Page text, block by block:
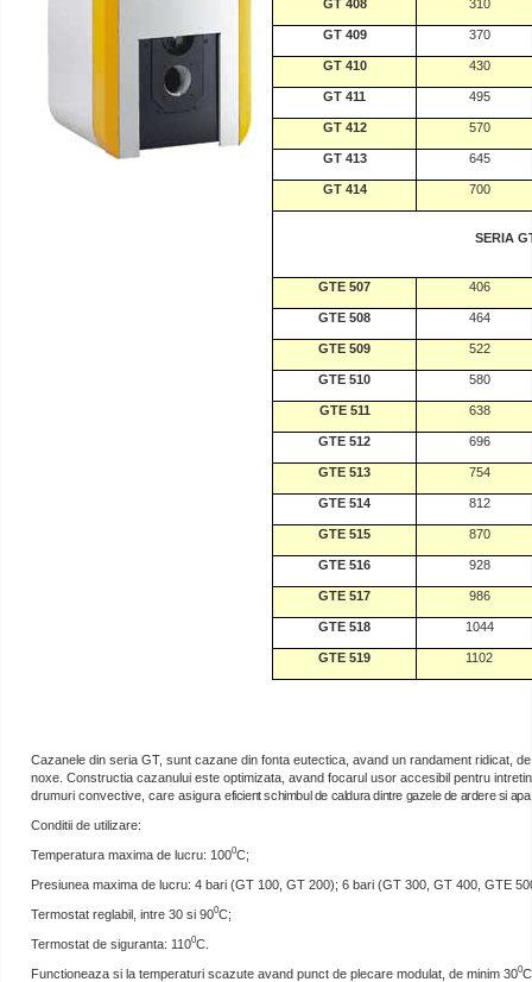
GT 408 310
GT 409 370
GT 410 430
GT 411 495
GT 412 570
GT 413 645
GT 414 700
SERIA
GTE 507 406
GTE 508 464
GTE 509 522
GTE 510 580
GTE 511 638
GTE 512 696
GTE 513 754
GTE 514 812
GTE 515 870
GTE 516 928
GTE 517 986
GTE 518 1044
GTE 519 1102
Cazanele din seria GT, sunt cazane din fonta eutectica, avand un randament ridicat,
noxe. Constructia cazanului este optimizata, avand focarul usor accesibil pentru
drumuri convective, care asigura eficient schimbul de caldura dintre gazele de ardere si
Conditii de utilizare:
Temperatura maxima de lucru: 1000C;
Presiunea maxima de lucru: 4 bari (GT 100, GT 200); 6 bari (GT 300, GT 400, GTE
Termostat reglabil, intre 30 si 900C;
Termostat de siguranta: 1100C.
Functioneaza si la temperaturi scazute avand punct de plecare modulat, de minim 300